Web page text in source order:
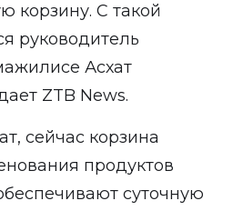
корзину. С такой
руководитель
Асхат
ZTB News.
сейчас корзина
продуктов
суточную